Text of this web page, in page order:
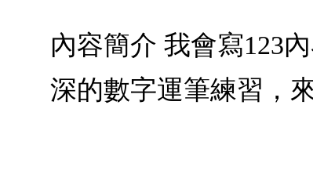
內容簡介 我會寫123
深的數字運筆練習，